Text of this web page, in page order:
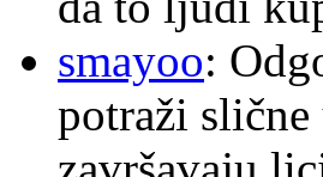
smayoo:
potraži slične